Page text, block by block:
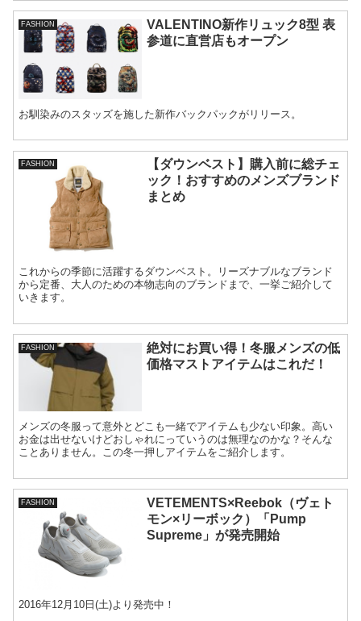
FASHION
VALENTINO新作リュック8型 表
参道に直営店もオープン
お馴染みのスタッズを施した新作バックパックがリリース。
FASHION
【ダウンベスト】購入前に総チェ
ック！おすすめのメンズブランド
まとめ
これからの季節に活躍するダウンベスト。リーズナブルなブランド
から定番、大人のための本物志向のブランドまで、一挙ご紹介して
いきます。
FASHION
絶対にお買い得！冬服メンズの低
価格マストアイテムはこれだ！
メンズの冬服って意外とどこも一緒でアイテムも少ない印象。高い
お金は出せないけどおしゃれにっていうのは無理なのかな？そんな
ことありません。この冬一押しアイテムをご紹介します。
FASHION
VETEMENTS×Reebok（ヴェト
モン×リーボック）「Pump
Supreme」が発売開始
2016年12月10日(土)より発売中！